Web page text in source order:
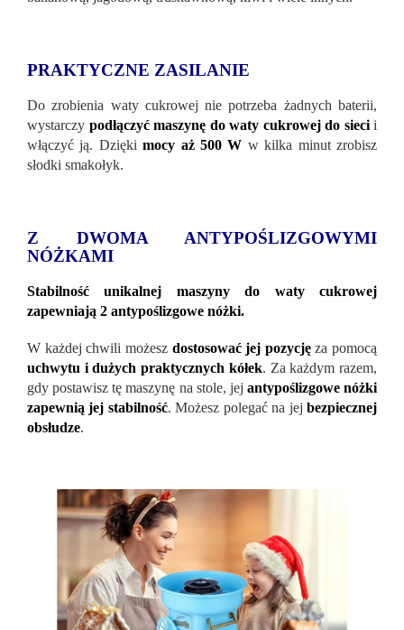
PRAKTYCZNE ZASILANIE
Do zrobienia waty cukrowej nie potrzeba żadnych baterii,
wystarczy podłączyć maszynę do waty cukrowej do sieci i
włączyć ją. Dziękimocy aż 500 W w kilka minut zrobisz
słodki smakołyk.
Z DWOMA ANTYPOŚLIZGOWYMI
NÓŻKAMI
Stabilność unikalnej maszyny do waty cukrowej
zapewniają 2 antypoślizgowe nóżki.
W każdej chwili możesz dostosować jej pozycjęza pomocą
uchwytu i dużych praktycznych kółek. Za każdym razem,
gdy postawisz tę maszynę na stole, jej antypoślizgowe nóżki
zapewnią jej stabilność. Możesz polegać na jejbezpiecznej
obsłudze.